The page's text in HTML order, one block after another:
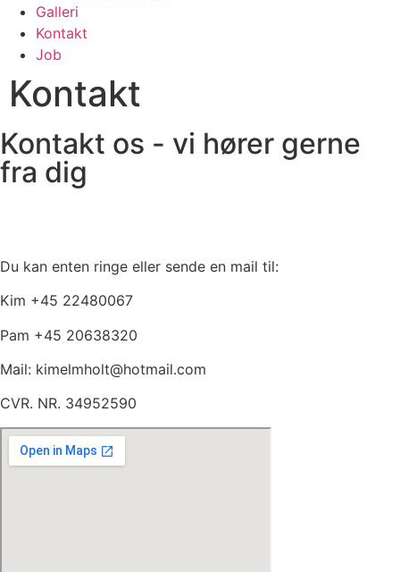
Galleri
Kontakt
Job
Kontakt
Kontakt os - vi hører gerne
fra dig
Du kan enten ringe eller sende en mail til:
Kim +45 22480067
Pam +45 20638320
Mail: kimelmholt@hotmail.com
CVR. NR. 34952590